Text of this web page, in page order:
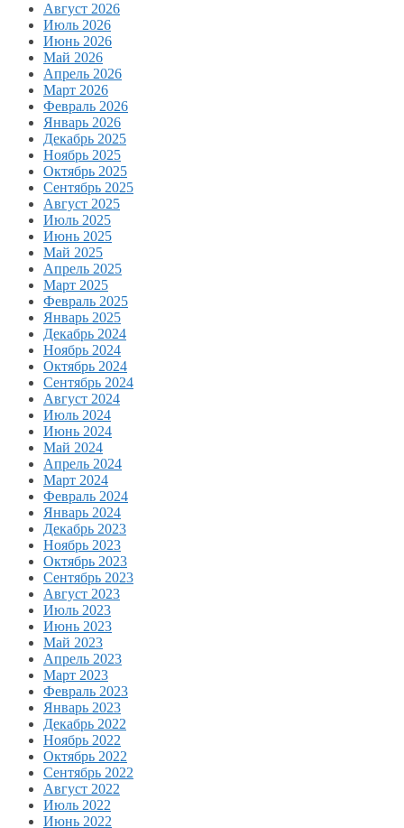
Август 2026
Июль 2026
Июнь 2026
Май 2026
Апрель 2026
Март 2026
Февраль 2026
Январь 2026
Декабрь 2025
Ноябрь 2025
Октябрь 2025
Сентябрь 2025
Август 2025
Июль 2025
Июнь 2025
Май 2025
Апрель 2025
Март 2025
Февраль 2025
Январь 2025
Декабрь 2024
Ноябрь 2024
Октябрь 2024
Сентябрь 2024
Август 2024
Июль 2024
Июнь 2024
Май 2024
Апрель 2024
Март 2024
Февраль 2024
Январь 2024
Декабрь 2023
Ноябрь 2023
Октябрь 2023
Сентябрь 2023
Август 2023
Июль 2023
Июнь 2023
Май 2023
Апрель 2023
Март 2023
Февраль 2023
Январь 2023
Декабрь 2022
Ноябрь 2022
Октябрь 2022
Сентябрь 2022
Август 2022
Июль 2022
Июнь 2022